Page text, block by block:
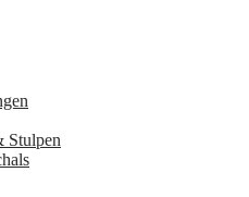
Stulpen